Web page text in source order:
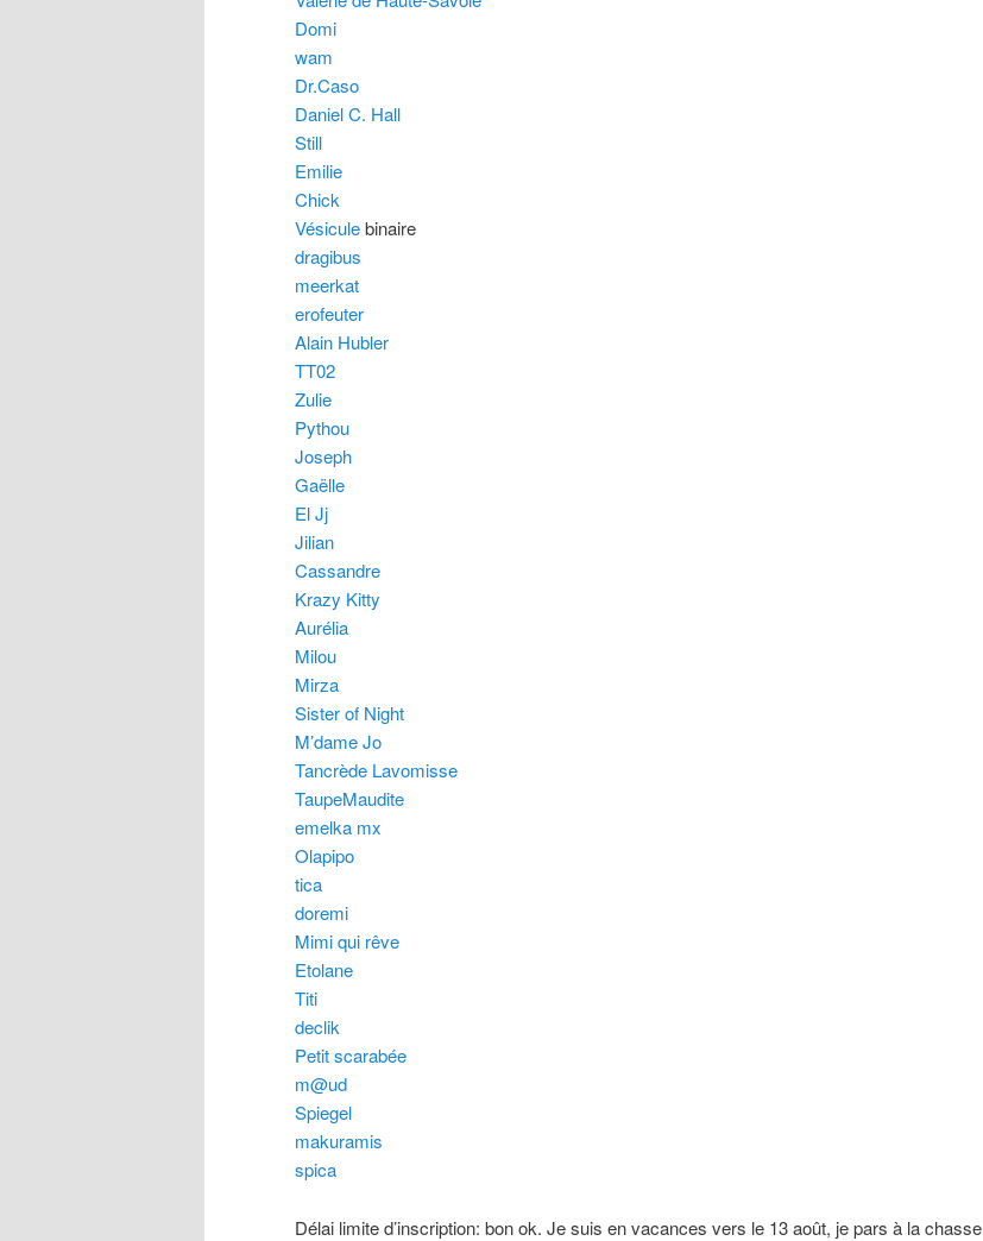
Domi
wam
Dr.Caso
Daniel C. Hall
Still
Emilie
Chick
Vésiculebinaire
dragibus
meerkat
erofeuter
Alain Hubler
TT02
Zulie
Pythou
Joseph
Gaëlle
El Jj
Jilian
Cassandre
Krazy Kitty
Aurélia
Milou
Mirza
Sister of Night
M’dame Jo
Tancrède Lavomisse
TaupeMaudite
emelka mx
Olapipo
tica
doremi
Mimi qui rêve
Etolane
Titi
declik
Petit scarabée
m@ud
Spiegel
makuramis
spica
Délai limite d’inscription: bon ok. Je suis en vacances vers le 13 août, je pars à la chasse